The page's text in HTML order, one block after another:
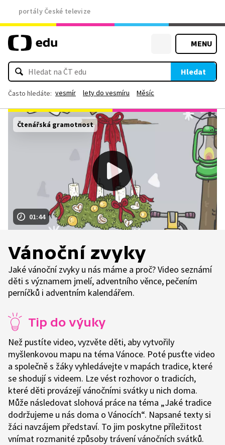
portály České televize
MENU
Hledat
Často hledáte: vesmír lety do vesmíru Měsíc
01:44
Čtenářská gramotnost
Vánoční zvyky
Jaké vánoční zvyky u nás máme a proč? Video seznámí
děti s významem jmelí, adventního věnce, pečením
perníčků i adventním kalendářem.
Tip do výuky
Než pustíte video, vyzvěte děti, aby vytvořily
myšlenkovou mapu na téma Vánoce. Poté pusťte video
a společně s žáky vyhledávejte v mapách tradice, které
se shodují s videem. Lze vést rozhovor o tradicích,
které děti provázejí vánočními svátky u nich doma.
Může následovat slohová práce na téma „Jaké tradice
dodržujeme u nás doma o Vánocích“. Napsané texty si
žáci navzájem představí. To jim poskytne příležitost
vnímat rozmanité způsoby trávení vánočních svátků.